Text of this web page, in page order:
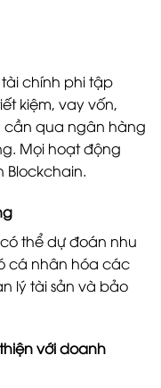
chính phi tập
kiệm, vay vốn,
cần qua ngân hàng
Mọi hoạt động
Blockchain.
thể dự đoán nhu
cá nhân hóa các
lý tài sản và bảo
với doanh